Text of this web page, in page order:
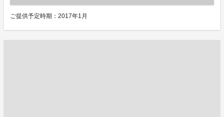
ご提供予定時期：2017年1月